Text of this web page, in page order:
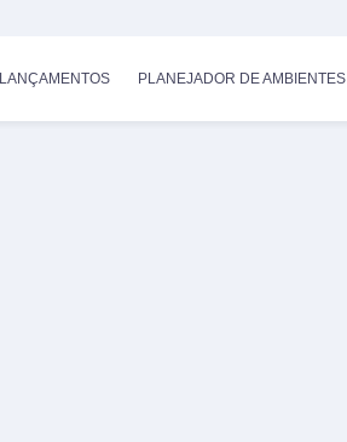
LANÇAMENTOS PLANEJADOR DE AMBIENTES